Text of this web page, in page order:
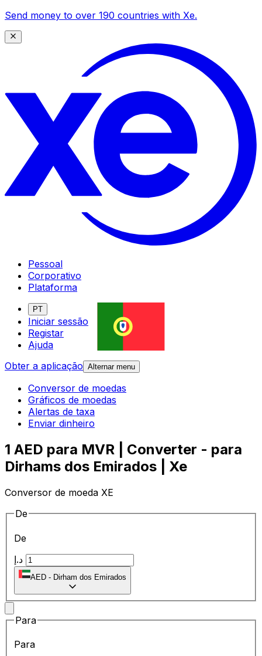
Send money to over 190 countries with Xe.
Pessoal
Corporativo
Plataforma
PT
Iniciar sessão
Registar
Ajuda
Obter a aplicação Alternar menu
Conversor de moedas
Gráficos de moedas
Alertas de taxa
Enviar dinheiro
1 AED para MVR | Converter - para
Dirhams dos Emirados | Xe
Conversor de moeda XE
De
De
AED - Dirham dos Emirados
Para
Para